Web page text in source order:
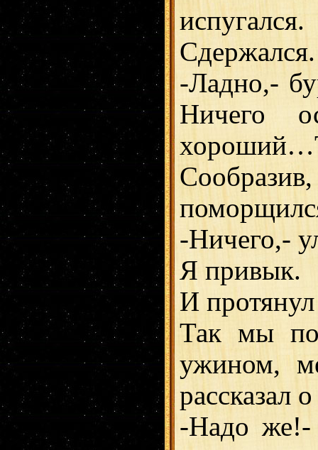
Сдержался.
-Ладно,-
Ничего
-Ничего,-
Я привык.
И протянул
Так мы
ужином,
рассказал
-Надо же!-